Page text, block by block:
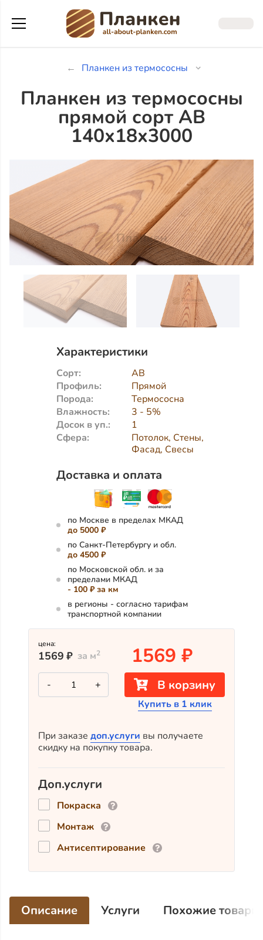
Планкен из термососны
Планкен из термососны
прямой сорт АВ
140х18х3000
Характеристики
Сорт:
АВ
Профиль:
Прямой
Порода:
Термососна
Влажность:
3 - 5%
Досок в уп.:
1
Сфера:
Потолок, Стены,
Фасад, Свесы
Доставка и оплата
по Москве в пределах МКАД
до 5000 ₽
по Санкт-Петербургу и обл.
до 4500 ₽
по Московской обл. и за
пределами МКАД
- 100 ₽ за км
в регионы - согласно тарифам
транспортной компании
цена:
1569 ₽ за м2 1569 ₽
-
Количество
товара
Планкен
сорт
АВ
140х18х3000
+ В корзину
Купить в 1 клик
При заказе доп.услуги вы получаете
скидку на покупку товара.
Доп.услуги
Покраска
Монтаж
Антисептирование
Описание Услуги Похожие товары